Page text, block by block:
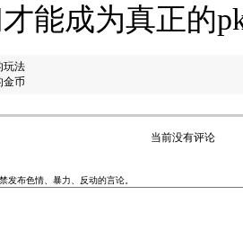
能成为真正的
玩法
金币
当前没有评论
发布色情、暴力、反动的言论。